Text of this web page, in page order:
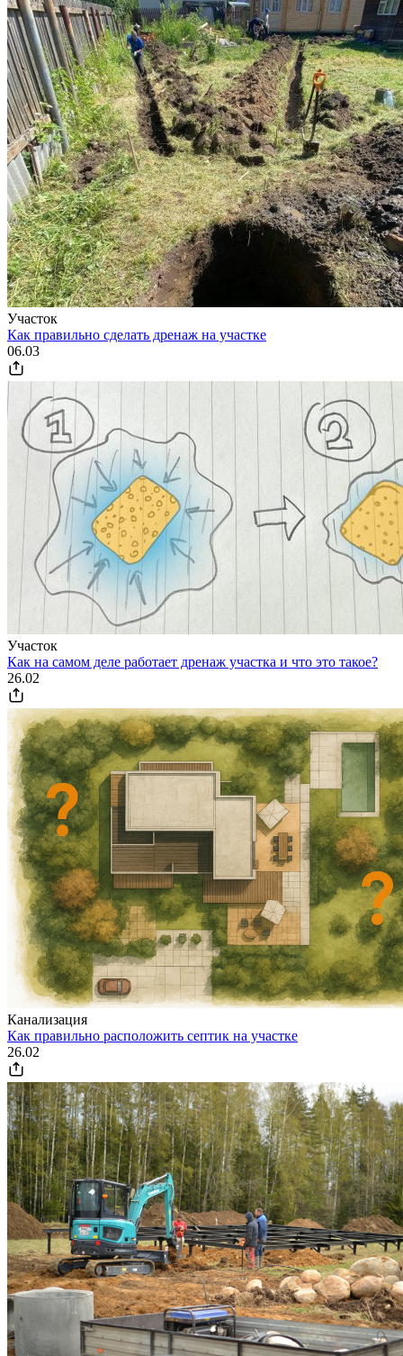
Участок
Как правильно сделать дренаж на участке
06.03
Участок
Как на самом деле работает дренаж участка и что это такое?
26.02
Канализация
Как правильно расположить септик на участке
26.02